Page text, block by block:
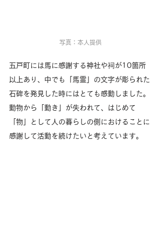
写真：本人提供
五戸町には馬に感謝する神社や祠が10箇所
以上あり、中でも「馬霊」の文字が彫られた
石碑を発見した時にはとても感動しました。
動物から「動き」が失われて、はじめて
「物」として人の暮らしの側におけることに
感謝して活動を続けたいと考えています。